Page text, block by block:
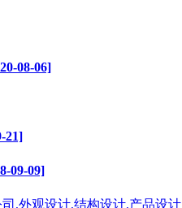
08-06]
21]
09-09]
,外观设计,结构设计,产品设计